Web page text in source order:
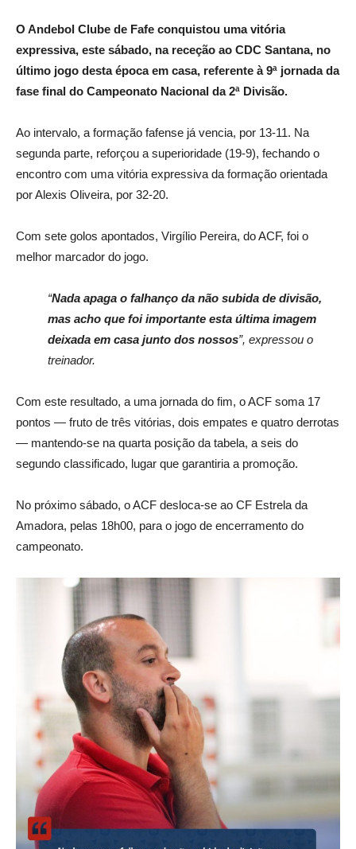
O Andebol Clube de Fafe conquistou uma vitória
expressiva, este sábado, na receção ao CDC Santana, no
último jogo desta época em casa, referente à 9ª jornada da
fase final do Campeonato Nacional da 2ª Divisão.
Ao intervalo, a formação fafense já vencia, por 13-11. Na
segunda parte, reforçou a superioridade (19-9), fechando o
encontro com uma vitória expressiva da formação orientada
por Alexis Oliveira, por 32-20.
Com sete golos apontados, Virgílio Pereira, do ACF, foi o
melhor marcador do jogo.
“Nada apaga o falhanço da não subida de divisão,
mas acho que foi importante esta última imagem
deixada em casa junto dos nossos”, expressou o
treinador.
Com este resultado, a uma jornada do fim, o ACF soma 17
pontos — fruto de três vitórias, dois empates e quatro derrotas
— mantendo-se na quarta posição da tabela, a seis do
segundo classificado, lugar que garantiria a promoção.
No próximo sábado, o ACF desloca-se ao CF Estrela da
Amadora, pelas 18h00, para o jogo de encerramento do
campeonato.